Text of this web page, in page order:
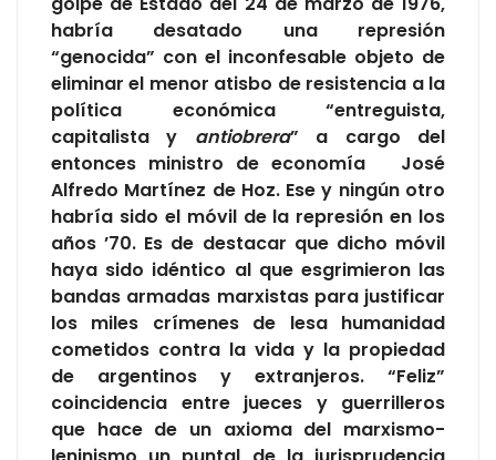
habría desatado una represión
“genocida” con el inconfesable objeto de
eliminar el menor atisbo de resistencia a la
política económica “entreguista,
capitalista y antiobrera” a cargo del
entonces ministro de economía José
Alfredo Martínez de Hoz. Ese y ningún otro
habría sido el móvil de la represión en los
años ’70. Es de destacar que dicho móvil
haya sido idéntico al que esgrimieron las
bandas armadas marxistas para justificar
los miles crímenes de lesa humanidad
cometidos contra la vida y la propiedad
de argentinos y extranjeros. “Feliz”
coincidencia entre jueces y guerrilleros
que hace de un axioma del marxismo-